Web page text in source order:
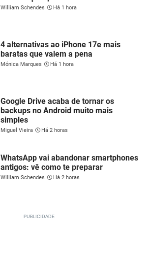
William Schendes Há 1 hora
4 alternativas ao iPhone 17e mais
baratas que valem a pena
Mónica Marques Há 1 hora
Google Drive acaba de tornar os
backups no Android muito mais
simples
Miguel Vieira Há 2 horas
WhatsApp vai abandonar smartphones
antigos: vê como te preparar
William Schendes Há 2 horas